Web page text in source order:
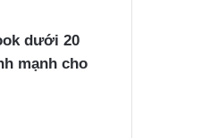
dưới 20
mạnh cho